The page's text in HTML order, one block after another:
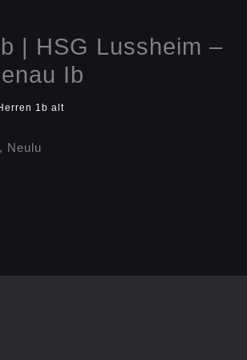
| HSG Lussheim –
Ib
1b alt
Neulu